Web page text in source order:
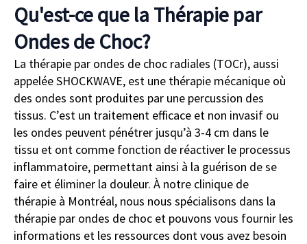
Qu'est-ce que la Thérapie par
Ondes de Choc?
La thérapie par ondes de choc radiales (TOCr), aussi
appelée SHOCKWAVE, est une thérapie mécanique où
des ondes sont produites par une percussion des
tissus. C’est un traitement efficace et non invasif ou
les ondes peuvent pénétrer jusqu’à 3-4 cm dans le
tissu et ont comme fonction de réactiver le processus
inflammatoire, permettant ainsi à la guérison de se
faire et éliminer la douleur. À notre clinique de
thérapie à Montréal, nous nous spécialisons dans la
thérapie par ondes de choc et pouvons vous fournir les
informations et les ressources dont vous avez besoin